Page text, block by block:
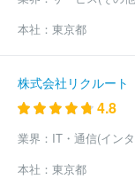
本社： 東京都
株式会社リクルート
4.8
業界： IT・通信(イン
本社： 東京都